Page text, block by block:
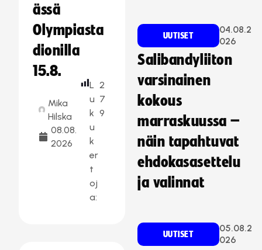
ässä
Olympiasta
dionilla
15.8.
Mika
Hilska
08.08.
2026
L
u
k
u
k
er
t
oj
a:
2
7
9
UUTISET
04.08.2
026
Salibandyliiton
varsinainen
kokous
marraskuussa –
näin tapahtuvat
ehdokasasettelu
ja valinnat
UUTISET
05.08.2
026